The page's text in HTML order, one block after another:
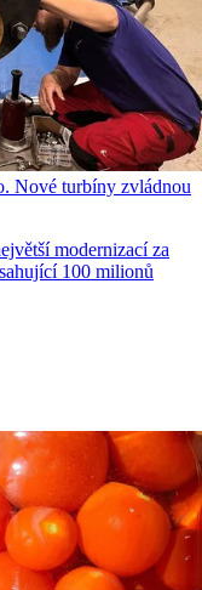
Nové turbíny zvládnou
modernizací za
100 milionů